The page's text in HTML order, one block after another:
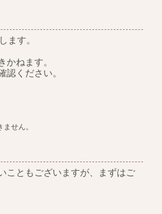
ます。
かねます。
認ください。
せん。
こともございますが、まずはご